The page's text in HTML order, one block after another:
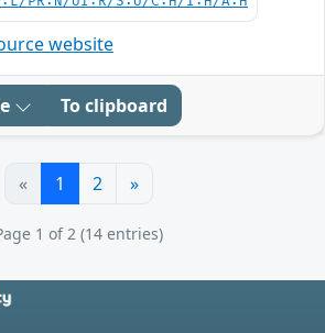
website
To clipboard
« 1 2 »
1 of 2 (14 entries)